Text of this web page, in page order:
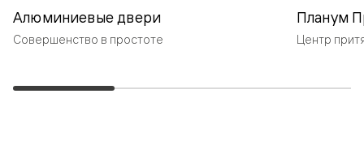
Алюминиевые двери
Совершенство в простоте
Планум
Центр